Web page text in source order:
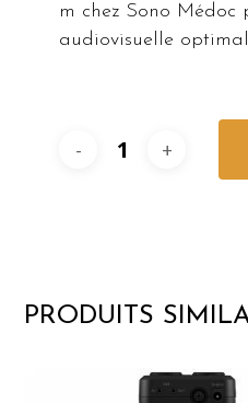
m chez Sono Médoc
audiovisuelle
PRODUITS